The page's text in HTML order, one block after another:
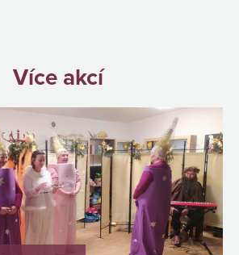
Více akcí